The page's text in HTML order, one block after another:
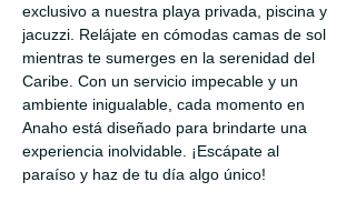
exclusivo a nuestra playa privada, piscina y
jacuzzi. Relájate en cómodas camas de sol
mientras te sumerges en la serenidad del
Caribe. Con un servicio impecable y un
ambiente inigualable, cada momento en
Anaho está diseñado para brindarte una
experiencia inolvidable. ¡Escápate al
paraíso y haz de tu día algo único!